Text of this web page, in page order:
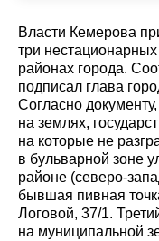
Власти Кемерова
три
районах города.
подписал глава
Согласно
на землях,
на которые не
в бульварной зоне
районе (северо-
бывшая пивная
Логовой, 37/1.
на муниципальной